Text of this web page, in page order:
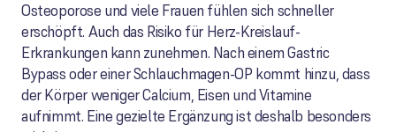
Osteoporose und viele Frauen fühlen sich schneller
erschöpft. Auch das Risiko für Herz-Kreislauf-
Erkrankungen kann zunehmen. Nach einem Gastric
Bypass oder einer Schlauchmagen-OP kommt hinzu, dass
der Körper weniger Calcium, Eisen und Vitamine
aufnimmt. Eine gezielte Ergänzung ist deshalb besonders